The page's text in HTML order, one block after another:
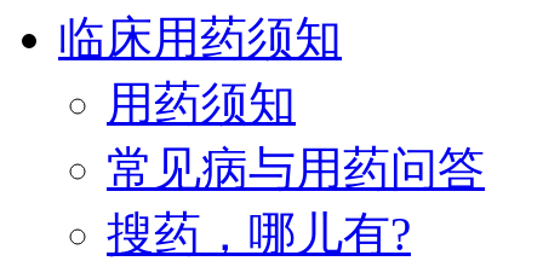
临床用药须知
用药须知
常见病与用药问答
搜药，哪儿有?